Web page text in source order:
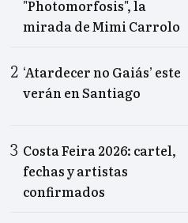
"Photomorfosis", la
mirada de Mimi Carrolo
‘Atardecer no Gaiás’ este
verán en Santiago
Costa Feira 2026: cartel,
fechas y artistas
confirmados